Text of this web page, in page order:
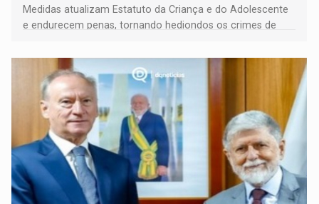
Medidas atualizam Estatuto da Criança e do Adolescente
e endurecem penas, tornando hediondos os crimes de